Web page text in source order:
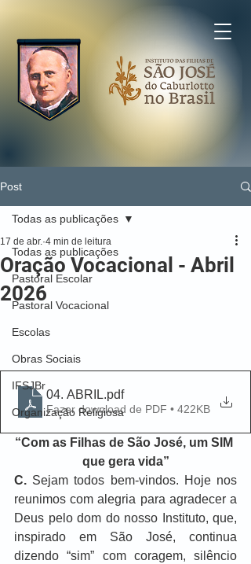
Post
Todas as publicações
Pastoral Escolar
Pastoral Vocacional
Escolas
Obras Sociais
IFSJBr
Organização Religiosa
Todas as publicações
Oração Vocacional - Abril
2026
17 de abr. 4 min de leitura
04. ABRIL.pdf
Fazer download de PDF • 422KB
“Com as Filhas de São José, um SIM
que gera vida”
C. Sejam todos bem-vindos. Hoje nos
reunimos com alegria para agradecer a
Deus pelo dom do nosso Instituto, que,
inspirado em São José, continua
dizendo “sim” com coragem, silêncio